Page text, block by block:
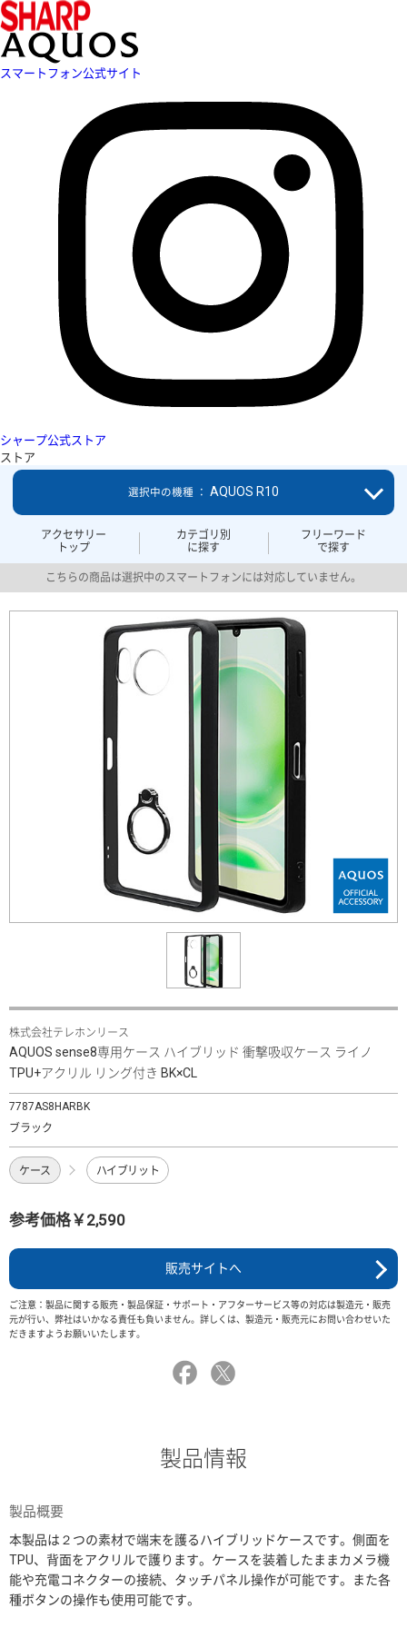
スマートフォン公式サイト
シャープ公式ストア
ストア
アクセサリー
トップ
カテゴリ別
に探す
フリーワード
で探す
選択中の機種 ： AQUOS R10
こちらの商品は選択中のスマートフォンには対応していません。
株式会社テレホンリース
AQUOS sense8専用ケース ハイブリッド 衝撃吸収ケース ライノ
TPU+アクリル リング付き BK×CL
7787AS8HARBK
ブラック
ケース ハイブリット
参考価格￥2,590
販売サイトへ
ご注意：製品に関する販売・製品保証・サポート・アフターサービス等の対応は製造元・販売
元が行い、弊社はいかなる責任も負いません。詳しくは、製造元・販売元にお問い合わせいた
だきますようお願いいたします。
製品情報
製品概要
本製品は２つの素材で端末を護るハイブリッドケースです。側面を
TPU、背面をアクリルで護ります。ケースを装着したままカメラ機
能や充電コネクターの接続、タッチパネル操作が可能です。また各
種ボタンの操作も使用可能です。